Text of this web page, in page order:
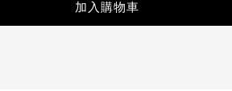
加入購物車